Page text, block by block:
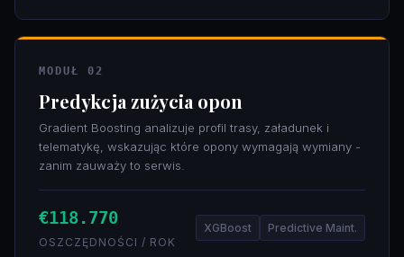
MODUŁ 02
Predykcja zużycia opon
Gradient Boosting analizuje profil trasy, załadunek i
telematykę, wskazując które opony wymagają wymiany -
zanim zauważy to serwis.
€118.770
OSZCZĘDNOŚCI / ROK
XGBoost Predictive Maint.